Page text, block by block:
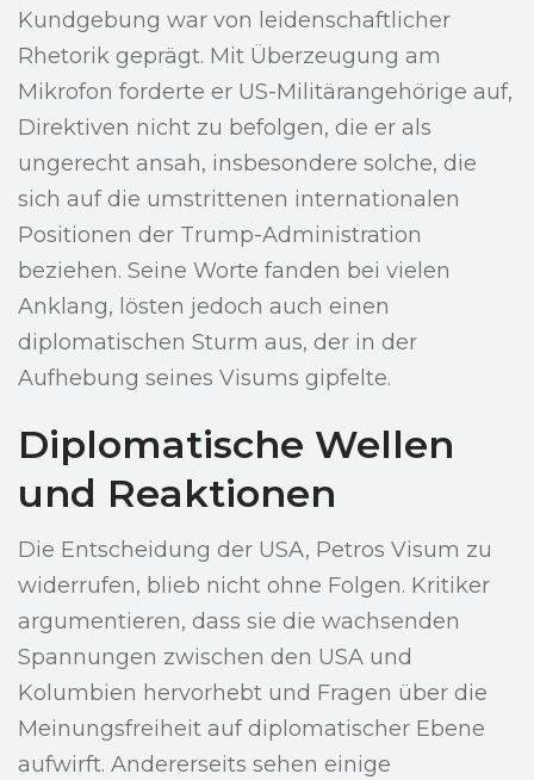
Kundgebung war von leidenschaftlicher
Rhetorik geprägt. Mit Überzeugung am
Mikrofon forderte er US-Militärangehörige auf,
Direktiven nicht zu befolgen, die er als
ungerecht ansah, insbesondere solche, die
sich auf die umstrittenen internationalen
Positionen der Trump-Administration
beziehen. Seine Worte fanden bei vielen
Anklang, lösten jedoch auch einen
diplomatischen Sturm aus, der in der
Aufhebung seines Visums gipfelte.
Diplomatische Wellen
und Reaktionen
Die Entscheidung der USA, Petros Visum zu
widerrufen, blieb nicht ohne Folgen. Kritiker
argumentieren, dass sie die wachsenden
Spannungen zwischen den USA und
Kolumbien hervorhebt und Fragen über die
Meinungsfreiheit auf diplomatischer Ebene
aufwirft. Andererseits sehen einige